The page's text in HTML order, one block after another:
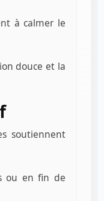
à calmer le
douce et la
soutiennent
ou en fin de